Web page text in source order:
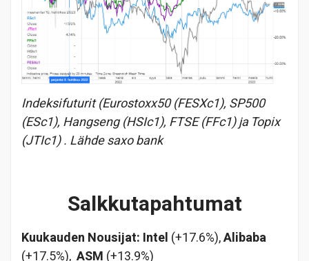
Indeksifuturit (Eurostoxx50 (FESXc1), SP500
(ESc1), Hangseng (HSIc1), FTSE (FFc1) ja Topix
(JTIc1) . Lähde saxo bank
Salkkutapahtumat
Kuukauden Nousijat: Intel (+17.6%),Alibaba
(+17.5%), ASM (+13.9%)